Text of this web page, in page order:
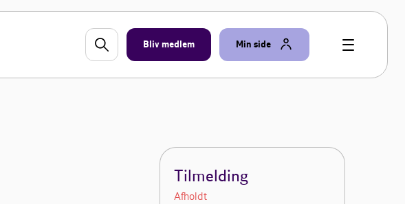
Bliv medlem Min side
Tilmelding
Afholdt